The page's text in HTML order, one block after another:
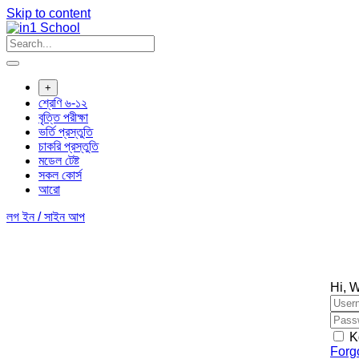
Skip to content
+
শ্রেণি ৬-১২
বৃত্তি পরীক্ষা
ভর্তি প্রস্তুতি
চাকরি প্রস্তুতি
মডেল টেষ্ট
সকল কোর্স
আরো
লগ ইন / সাইন আপ
Hi,